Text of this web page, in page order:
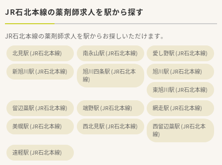
JR石北本線の薬剤師求人を駅から探す
JR石北本線の薬剤師求人を駅からお探しいただけます。
北見駅 (JR石北本線) 南永山駅 (JR石北本線) 愛し野駅 (JR石北本線)
新旭川駅 (JR石北本線)
旭川四条駅 (JR石北本
線)
旭川駅 (JR石北本線)
東旭川駅 (JR石北本線)
留辺蘂駅 (JR石北本線) 端野駅 (JR石北本線) 網走駅 (JR石北本線)
美幌駅 (JR石北本線) 西北見駅 (JR石北本線)
西留辺蘂駅 (JR石北本
線)
遠軽駅 (JR石北本線)